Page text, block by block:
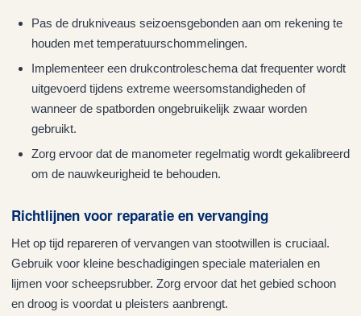
Pas de drukniveaus seizoensgebonden aan om rekening te
houden met temperatuurschommelingen.
Implementeer een drukcontroleschema dat frequenter wordt
uitgevoerd tijdens extreme weersomstandigheden of
wanneer de spatborden ongebruikelijk zwaar worden
gebruikt.
Zorg ervoor dat de manometer regelmatig wordt gekalibreerd
om de nauwkeurigheid te behouden.
Richtlijnen voor reparatie en vervanging
Het op tijd repareren of vervangen van stootwillen is cruciaal.
Gebruik voor kleine beschadigingen speciale materialen en
lijmen voor scheepsrubber. Zorg ervoor dat het gebied schoon
en droog is voordat u pleisters aanbrengt.